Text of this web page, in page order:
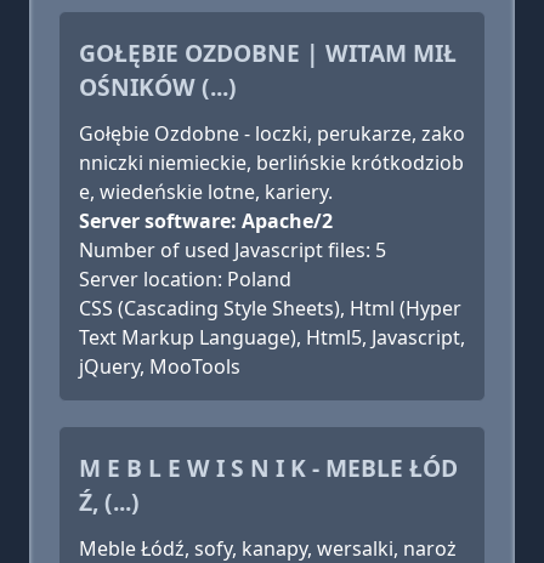
GOŁĘBIE OZDOBNE | WITAM MIŁ
OŚNIKÓW (...)
Gołębie Ozdobne - loczki, perukarze, zako
nniczki niemieckie, berlińskie krótkodziob
e, wiedeńskie lotne, kariery.
Server software: Apache/2
Number of used Javascript files: 5
Server location: Poland
CSS (Cascading Style Sheets), Html (Hyper
Text Markup Language), Html5, Javascript,
jQuery, MooTools
M E B L E W I S N I K - MEBLE ŁÓD
Ź, (...)
Meble Łódź, sofy, kanapy, wersalki, naroż